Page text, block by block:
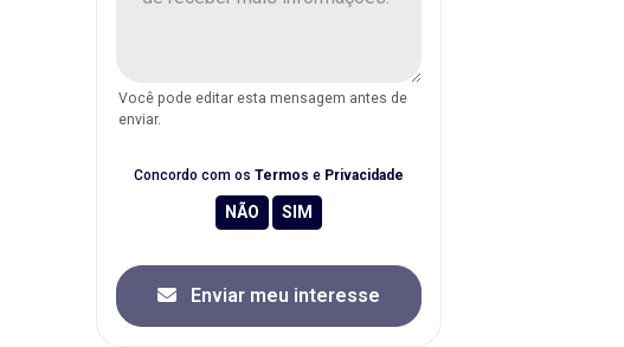
Você pode editar esta mensagem antes de
enviar.
Concordo com os Termos e Privacidade
Enviar meu interesse